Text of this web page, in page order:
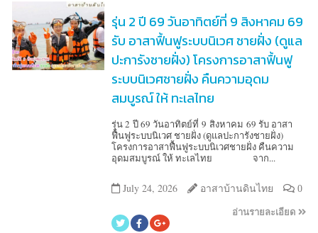
รุ่น 2 ปี 69 วันอาทิตย์ที่ 9 สิงหาคม 69
รับ อาสาฟื้นฟูระบบนิเวศ ชายฝั่ง (ดูแล
ปะการังชายฝั่ง) โครงการอาสาฟื้นฟู
ระบบนิเวศชายฝั่ง คืนความอุดม
สมบูรณ์ ให้ ทะเลไทย
รุ่น 2 ปี 69 วันอาทิตย์ที่ 9 สิงหาคม 69 รับ อาสา
ฟื้นฟูระบบนิเวศ ชายฝั่ง (ดูแลปะการังชายฝั่ง)
โครงการอาสาฟื้นฟูระบบนิเวศชายฝั่ง คืนความ
อุดมสมบูรณ์ ให้ ทะเลไทย จาก...
July 24, 2026 อาสาบ้านดินไทย 0
อ่านรายละเอียด